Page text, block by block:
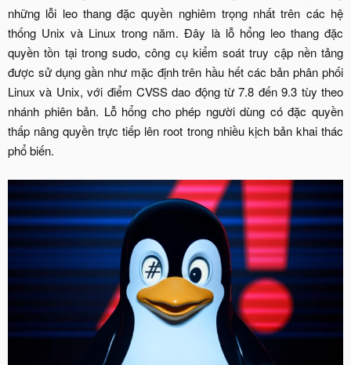
những lỗi leo thang đặc quyền nghiêm trọng nhất trên các hệ
thống Unix và Linux trong năm. Đây là lỗ hổng leo thang đặc
quyền tồn tại trong sudo, công cụ kiểm soát truy cập nền tảng
được sử dụng gần như mặc định trên hầu hết các bản phân phối
Linux và Unix, với điểm CVSS dao động từ 7.8 đến 9.3 tùy theo
nhánh phiên bản. Lỗ hổng cho phép người dùng có đặc quyền
thấp nâng quyền trực tiếp lên root trong nhiều kịch bản khai thác
phổ biến.